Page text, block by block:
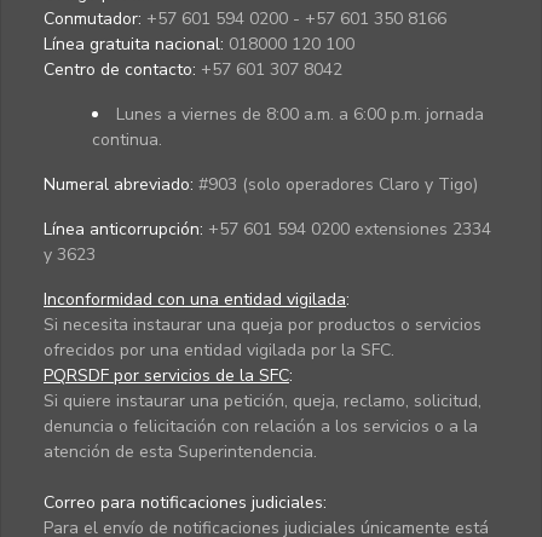
Conmutador: +57 601 594 0200 - +57 601 350 8166
Línea gratuita nacional: 018000 120 100
Centro de contacto: +57 601 307 8042
Lunes a viernes de 8:00 a.m. a 6:00 p.m. jornada
continua.
Numeral abreviado: #903 (solo operadores Claro y Tigo)
Línea anticorrupción: +57 601 594 0200 extensiones 2334
y 3623
Inconformidad con una entidad vigilada:
Si necesita instaurar una queja por productos o servicios
ofrecidos por una entidad vigilada por la SFC.
PQRSDF por servicios de la SFC:
Si quiere instaurar una petición, queja, reclamo, solicitud,
denuncia o felicitación con relación a los servicios o a la
atención de esta Superintendencia.
Correo para notificaciones judiciales:
Para el envío de notificaciones judiciales únicamente está